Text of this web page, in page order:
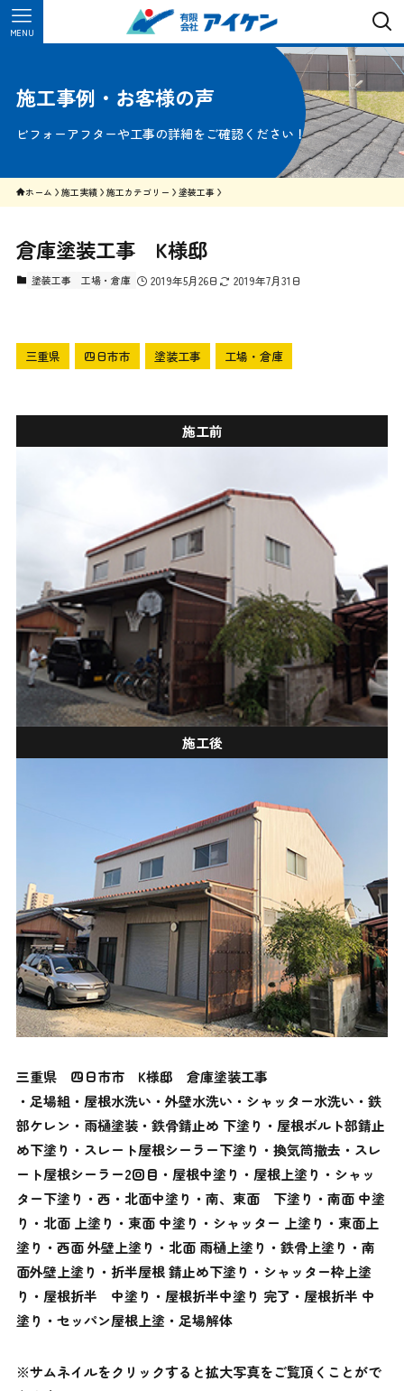
MENU
施工事例・お客様の声
ビフォーアフターや工事の詳細をご確認ください！
ホーム 施工実績 施工カテゴリー 塗装工事
倉庫塗装工事 K様邸
塗装工事 工場・倉庫 2019年5月26日 2019年7月31日
三重県 四日市市 塗装工事 工場・倉庫
施工前
施工後
三重県 四日市市 K様邸 倉庫塗装工事
・足場組・屋根水洗い・外壁水洗い・シャッター水洗い・鉄
部ケレン・雨樋塗装・鉄骨錆止め 下塗り・屋根ボルト部錆止
め下塗り・スレート屋根シーラー下塗り・換気筒撤去・スレ
ート屋根シーラー2回目・屋根中塗り・屋根上塗り・シャッ
ター下塗り・西・北面中塗り・南、東面 下塗り・南面 中塗
り・北面 上塗り・東面 中塗り・シャッター 上塗り・東面上
塗り・西面 外壁上塗り・北面 雨樋上塗り・鉄骨上塗り・南
面外壁上塗り・折半屋根 錆止め下塗り・シャッター枠上塗
り・屋根折半 中塗り・屋根折半中塗り 完了・屋根折半 中
塗り・セッパン屋根上塗・足場解体
※サムネイルをクリックすると拡大写真をご覧頂くことがで